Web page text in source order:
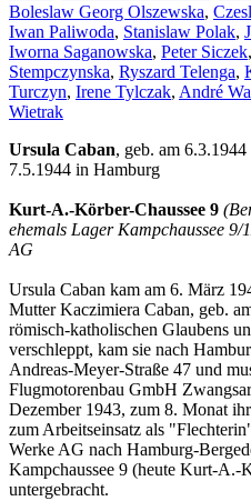
Boleslaw Georg Olszewska,
Iwan Paliwoda, Stanislaw Polak,
Iworna Saganowska, Peter Siczek,
Stempczynska, Ryszard Telenga,
Turczyn, Irene Tylczak, André
Wietrak
Ursula Caban, geb. am
7.5.1944 in Hamburg
Kurt-A.-Körber-Chaussee 9
ehemals Lager Kampchaussee 9/
AG
Ursula Caban kam am 6. März
Mutter Kaczimiera Caban, geb.
römisch-katholischen Glaubens
verschleppt, kam sie nach
Andreas-Meyer-Straße 47 und
Flugmotorenbau GmbH
Dezember 1943, zum 8. Monat
zum Arbeitseinsatz als
Werke AG nach Hamburg-
Kampchaussee 9 (heute Kurt-A.-
untergebracht.